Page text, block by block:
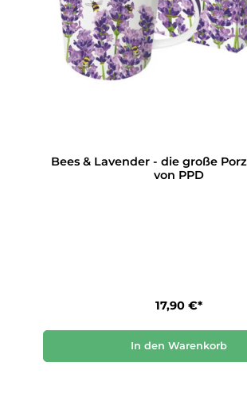
Bees & Lavender - die große
von PPD
17,90 €*
In den Warenkorb